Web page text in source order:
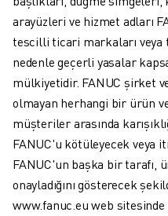
MALZEME TAŞIMA
BOYAMA
PUNTA KAYNAĞI
GÖRSEL DENETIM
TEL EROZYON
VAKA ÇALIŞMALARI
MÜŞTERI HIZMETLERI
MÜŞTERI HIZMETLERI
FANUC PLANS
arayüzleri ve hizmet adları
tescilli ticari markaları
nedenle geçerli yasalar
mülkiyetidir. FANUC şirket
olmayan herhangi bir ürün
müşteriler arasında
FANUC'u kötüleyecek veya
FANUC'un başka bir tarafı,
onayladığını gösterecek
www.fanuc.eu web